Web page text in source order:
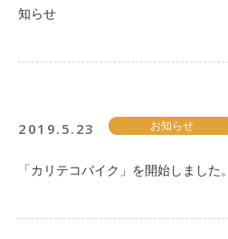
知らせ
2019.5.23 お知らせ
「カリテコバイク」を開始しました。